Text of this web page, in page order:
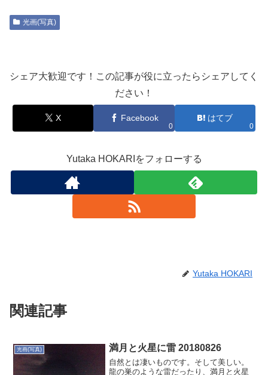
光画(写真)
シェア大歓迎です！この記事が役に立ったらシェアしてく
ださい！
X Facebook
0
はてブ
0
Yutaka HOKARIをフォローする
Yutaka HOKARI
関連記事
光画(写真) 満月と火星に雷 20180826
自然とは凄いものです。そして美しい。
龍の巣のような雷だったり、満月と火星